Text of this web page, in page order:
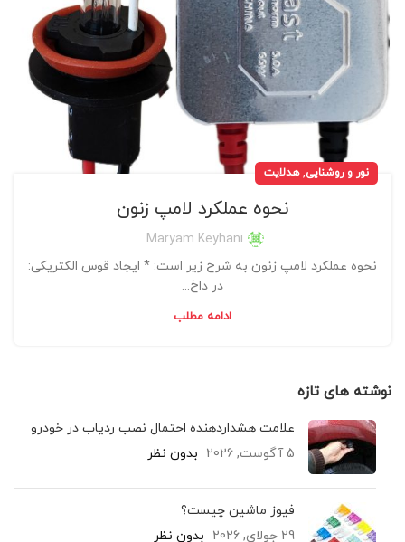
نور و روشنایی,هدلایت
نحوه عملکرد لامپ زنون
Maryam Keyhani
نحوه عملکرد لامپ زنون به شرح زیر است: * ایجاد قوس الکتریکی:
در داخ...
ادامه مطلب
نوشته های تازه
علامت هشداردهنده احتمال نصب ردیاب در خودرو
5 آگوست, 2026
بدون نظر
فیوز ماشین چیست؟
29 جولای, 2026
بدون نظر